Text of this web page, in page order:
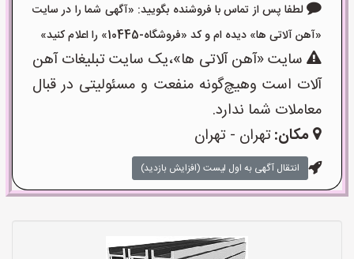
لطفا پس از تماس با فروشنده بگویید: «آگهی شما را در سایت
«آهن آلاتی ها» دیده ام و کد «فروشگاه-10445» را اعلام کنید»
سایت «آهن آلاتی ها»،یک سایت تبلیغات آهن
آلات است وهیچ‌گونه منفعت و مسئولیتی در قبال
معاملات شما ندارد.
مکان:تهران - تهران
انتقال آگهی به اول لیست (افزایش بازدید)